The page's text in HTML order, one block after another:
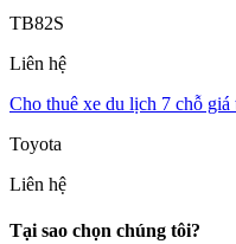
TB82S
Liên hệ
Cho thuê xe du lịch 7 chỗ giá
Toyota
Liên hệ
Tại sao chọn chúng tôi?